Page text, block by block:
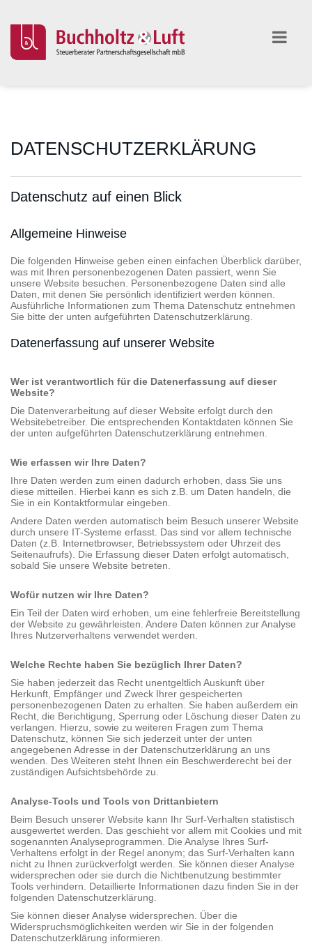
DATENSCHUTZERKLÄRUNG
Datenschutz auf einen Blick
Allgemeine Hinweise
Die folgenden Hinweise geben einen einfachen Überblick darüber,
was mit Ihren personenbezogenen Daten passiert, wenn Sie
unsere Website besuchen. Personenbezogene Daten sind alle
Daten, mit denen Sie persönlich identifiziert werden können.
Ausführliche Informationen zum Thema Datenschutz entnehmen
Sie bitte der unten aufgeführten Datenschutzerklärung.
Datenerfassung auf unserer Website
Wer ist verantwortlich für die Datenerfassung auf dieser
Website?
Die Datenverarbeitung auf dieser Website erfolgt durch den
Websitebetreiber. Die entsprechenden Kontaktdaten können Sie
der unten aufgeführten Datenschutzerklärung entnehmen.
Wie erfassen wir Ihre Daten?
Ihre Daten werden zum einen dadurch erhoben, dass Sie uns
diese mitteilen. Hierbei kann es sich z.B. um Daten handeln, die
Sie in ein Kontaktformular eingeben.
Andere Daten werden automatisch beim Besuch unserer Website
durch unsere IT-Systeme erfasst. Das sind vor allem technische
Daten (z.B. Internetbrowser, Betriebssystem oder Uhrzeit des
Seitenaufrufs). Die Erfassung dieser Daten erfolgt automatisch,
sobald Sie unsere Website betreten.
Wofür nutzen wir Ihre Daten?
Ein Teil der Daten wird erhoben, um eine fehlerfreie Bereitstellung
der Website zu gewährleisten. Andere Daten können zur Analyse
Ihres Nutzerverhaltens verwendet werden.
Welche Rechte haben Sie bezüglich Ihrer Daten?
Sie haben jederzeit das Recht unentgeltlich Auskunft über
Herkunft, Empfänger und Zweck Ihrer gespeicherten
personenbezogenen Daten zu erhalten. Sie haben außerdem ein
Recht, die Berichtigung, Sperrung oder Löschung dieser Daten zu
verlangen. Hierzu, sowie zu weiteren Fragen zum Thema
Datenschutz, können Sie sich jederzeit unter der unten
angegebenen Adresse in der Datenschutzerklärung an uns
wenden. Des Weiteren steht Ihnen ein Beschwerderecht bei der
zuständigen Aufsichtsbehörde zu.
Analyse-Tools und Tools von Drittanbietern
Beim Besuch unserer Website kann Ihr Surf-Verhalten statistisch
ausgewertet werden. Das geschieht vor allem mit Cookies und mit
sogenannten Analyseprogrammen. Die Analyse Ihres Surf-
Verhaltens erfolgt in der Regel anonym; das Surf-Verhalten kann
nicht zu Ihnen zurückverfolgt werden. Sie können dieser Analyse
widersprechen oder sie durch die Nichtbenutzung bestimmter
Tools verhindern. Detaillierte Informationen dazu finden Sie in der
folgenden Datenschutzerklärung.
Sie können dieser Analyse widersprechen. Über die
Widerspruchsmöglichkeiten werden wir Sie in der folgenden
Datenschutzerklärung informieren.